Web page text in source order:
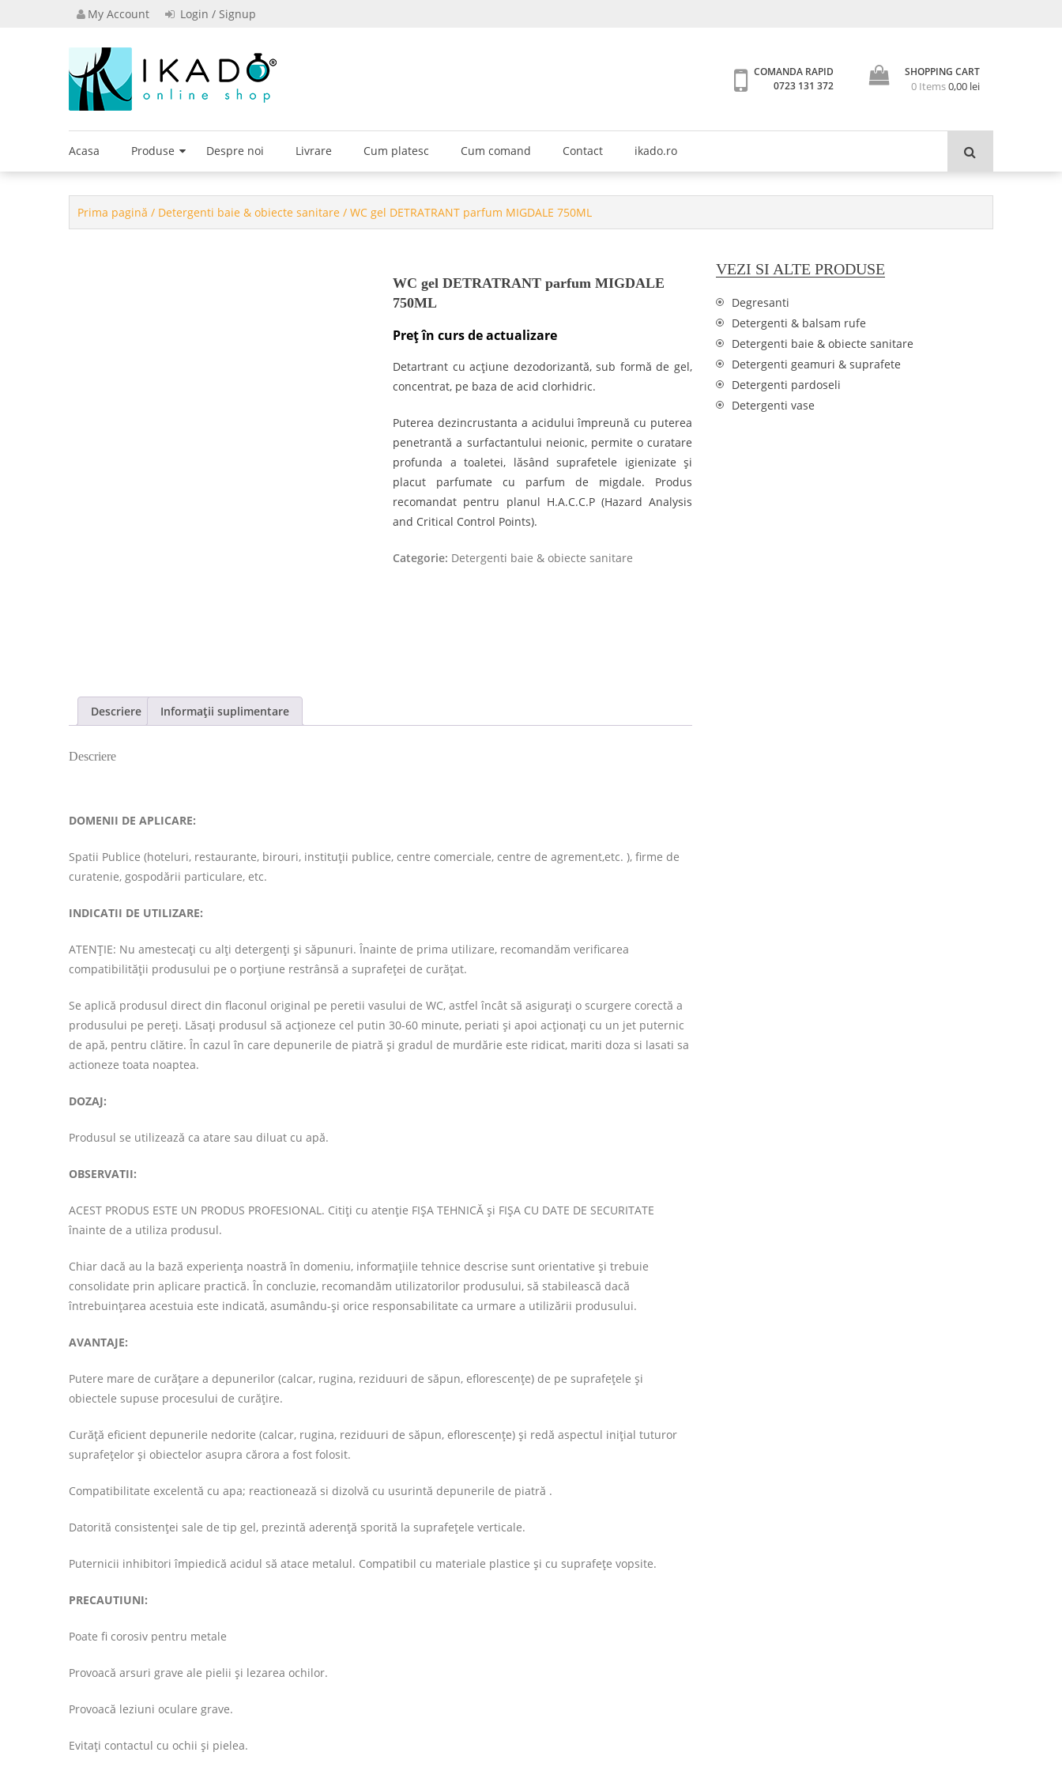
My Account Login / Signup
COMANDA RAPID
0723 131 372
SHOPPING CART
0 Items0,00 lei
Acasa Produse Despre noi Livrare Cum platesc Cum comand Contact ikado.ro
Prima pagină / Detergenti baie & obiecte sanitare / WC gel DETRATRANT parfum MIGDALE 750ML
WC gel DETRATRANT parfum MIGDALE
750ML
Preț în curs de actualizare
Detartrant cu acţiune dezodorizantă, sub formă de gel,
concentrat, pe baza de acid clorhidric.
Puterea dezincrustanta a acidului împreună cu puterea
penetrantă a surfactantului neionic, permite o curatare
profunda a toaletei, lăsând suprafetele igienizate și
placut parfumate cu parfum de migdale. Produs
recomandat pentru planul H.A.C.C.P (Hazard Analysis
and Critical Control Points).
Categorie: Detergenti baie & obiecte sanitare
Descriere Informații suplimentare
Descriere
DOMENII DE APLICARE:
Spatii Publice (hoteluri, restaurante, birouri, instituții publice, centre comerciale, centre de agrement,etc. ), firme de
curatenie, gospodării particulare, etc.
INDICATII DE UTILIZARE:
ATENȚIE: Nu amestecaţi cu alţi detergenţi şi săpunuri. Înainte de prima utilizare, recomandăm verificarea
compatibilității produsului pe o porțiune restrânsă a suprafeței de curățat.
Se aplică produsul direct din flaconul original pe peretii vasului de WC, astfel încât să asigurați o scurgere corectă a
produsului pe pereți. Lăsați produsul să acționeze cel putin 30-60 minute, periati și apoi acționați cu un jet puternic
de apă, pentru clătire. În cazul în care depunerile de piatră și gradul de murdărie este ridicat, mariti doza si lasati sa
actioneze toata noaptea.
DOZAJ:
Produsul se utilizează ca atare sau diluat cu apă.
OBSERVATII:
ACEST PRODUS ESTE UN PRODUS PROFESIONAL. Citiți cu atenţie FIȘA TEHNICĂ şi FIȘA CU DATE DE SECURITATE
înainte de a utiliza produsul.
Chiar dacă au la bază experiența noastră în domeniu, informațiile tehnice descrise sunt orientative şi trebuie
consolidate prin aplicare practică. În concluzie, recomandăm utilizatorilor produsului, să stabilească dacă
întrebuințarea acestuia este indicată, asumându-și orice responsabilitate ca urmare a utilizării produsului.
AVANTAJE:
Putere mare de curățare a depunerilor (calcar, rugina, reziduuri de săpun, eflorescenţe) de pe suprafețele și
obiectele supuse procesului de curățire.
Curăță eficient depunerile nedorite (calcar, rugina, reziduuri de săpun, eflorescenţe) și redă aspectul inițial tuturor
suprafețelor și obiectelor asupra cărora a fost folosit.
Compatibilitate excelentă cu apa; reactionează si dizolvă cu usurintă depunerile de piatră .
Datorită consistenței sale de tip gel, prezintă aderență sporită la suprafețele verticale.
Puternicii inhibitori împiedică acidul să atace metalul. Compatibil cu materiale plastice și cu suprafețe vopsite.
PRECAUTIUNI:
Poate fi corosiv pentru metale
Provoacă arsuri grave ale pielii şi lezarea ochilor.
Provoacă leziuni oculare grave.
Evitaţi contactul cu ochii şi pielea.
VEZI SI ALTE PRODUSE
Degresanti
Detergenti & balsam rufe
Detergenti baie & obiecte sanitare
Detergenti geamuri & suprafete
Detergenti pardoseli
Detergenti vase